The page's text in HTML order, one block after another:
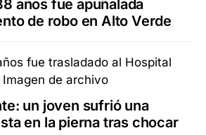
años fue apuñalada
de robo en Alto Verde
un joven sufrió una
en la pierna tras chocar